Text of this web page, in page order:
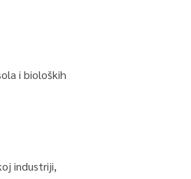
i bioloških
industriji,